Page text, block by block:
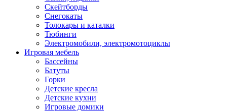
Скейтборды
Снегокаты
Толокары и каталки
Тюбинги
Электромобили, электромотоциклы
Игровая мебель
Бассейны
Батуты
Горки
Детские кресла
Детские кухни
Игровые домики